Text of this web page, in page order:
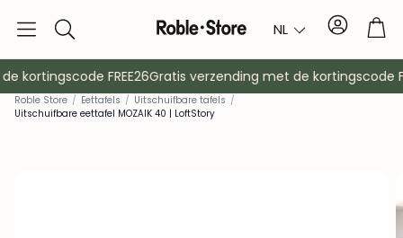
Zoek
op
NL Account
FREE26Gratis verzending met de kortingscode
Roble Store / Eettafels / Uitschuifbare tafels /
Uitschuifbare eettafel MOZAIK 40 | LoftStory